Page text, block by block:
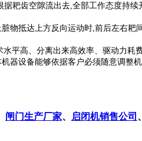
耙齿空隙流出去,全部工作态度持
抵达上方反向运动时,前后左右耙
高、分离出来高效率、驱动力耗
器设备能够依据客户必须随意调
闸门生产厂家、 启闭机销售公司 、